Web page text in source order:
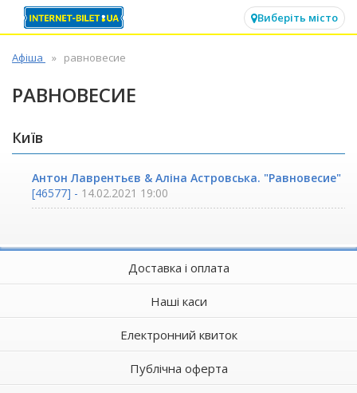
Виберіть місто
Афіша равновесие
РАВНОВЕСИЕ
Київ
Антон Лаврентьєв & Аліна Астровська. "Равновесие"
[46577] - 14.02.2021 19:00
Доставка і оплата
Наші каси
Електронний квиток
Публічна оферта